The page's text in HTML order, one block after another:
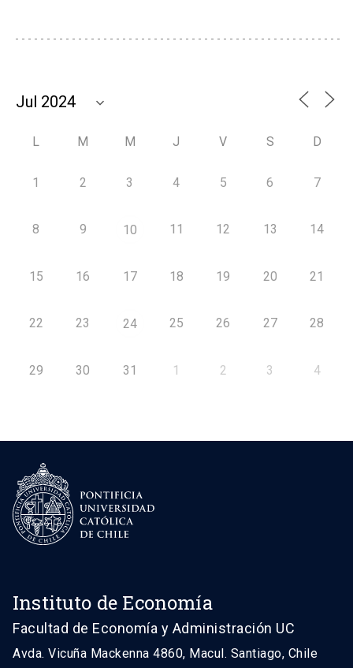
L M M J V S D
1 2 3 4 5 6 7
8 9 10 11 12 13 14
15 16 17 18 19 20 21
22 23 24 25 26 27 28
29 30 31 1 2 3 4
Instituto de Economía
Facultad de Economía y Administración UC
Avda. Vicuña Mackenna 4860, Macul. Santiago, Chile